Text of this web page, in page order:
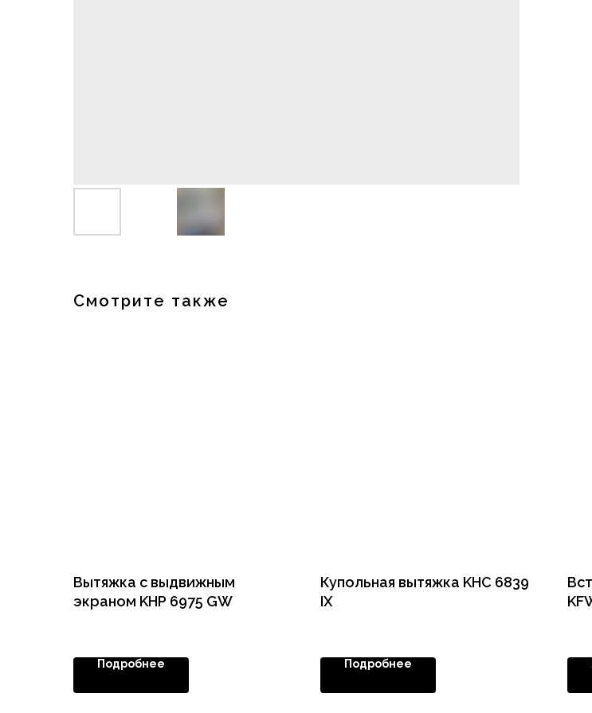
Смотрите также
Вытяжка с выдвижным
экраном KHP 6975 GW
Подробнее
Купольная вытяжка KHC 6839
IX
Подробнее